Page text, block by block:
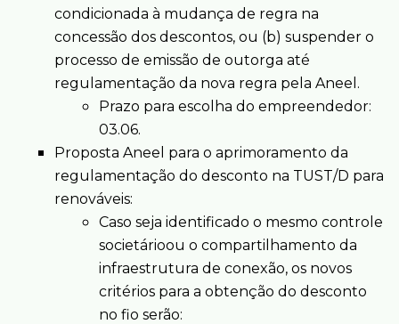
condicionada à mudança de regra na
concessão dos descontos, ou (b) suspender o
processo de emissão de outorga até
regulamentação da nova regra pela Aneel.
Prazo para escolha do empreendedor:
03.06.
Proposta Aneel para o aprimoramento da
regulamentação do desconto na TUST/D para
renováveis:
Caso seja identificado o mesmo controle
societárioou o compartilhamento da
infraestrutura de conexão, os novos
critérios para a obtenção do desconto
no fio serão: